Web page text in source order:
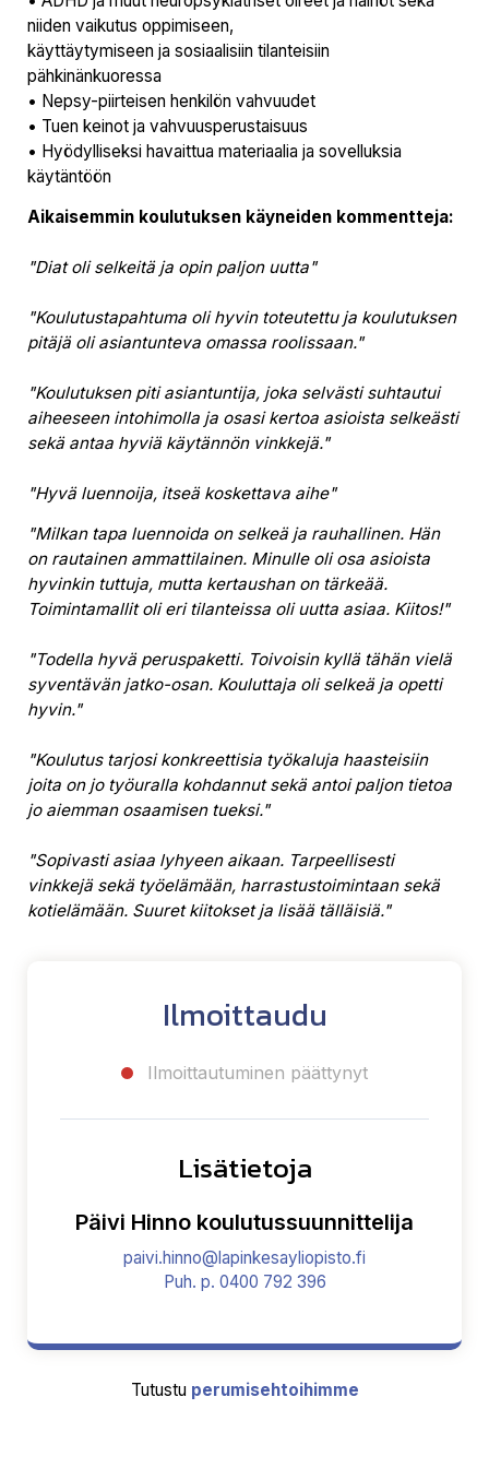
niiden vaikutus oppimiseen,
käyttäytymiseen ja sosiaalisiin tilanteisiin
pähkinänkuoressa
• Nepsy-piirteisen henkilön vahvuudet
• Tuen keinot ja vahvuusperustaisuus
• Hyödylliseksi havaittua materiaalia ja sovelluksia
käytäntöön
Aikaisemmin koulutuksen käyneiden kommentteja:
"Diat oli selkeitä ja opin paljon uutta"
"Koulutustapahtuma oli hyvin toteutettu ja koulutuksen
pitäjä oli asiantunteva omassa roolissaan."
"Koulutuksen piti asiantuntija, joka selvästi suhtautui
aiheeseen intohimolla ja osasi kertoa asioista selkeästi
sekä antaa hyviä käytännön vinkkejä."
"Hyvä luennoija, itseä koskettava aihe"
"Milkan tapa luennoida on selkeä ja rauhallinen. Hän
on rautainen ammattilainen. Minulle oli osa asioista
hyvinkin tuttuja, mutta kertaushan on tärkeää.
Toimintamallit oli eri tilanteissa oli uutta asiaa. Kiitos!"
"Todella hyvä peruspaketti. Toivoisin kyllä tähän vielä
syventävän jatko-osan. Kouluttaja oli selkeä ja opetti
hyvin."
"Koulutus tarjosi konkreettisia työkaluja haasteisiin
joita on jo työuralla kohdannut sekä antoi paljon tietoa
jo aiemman osaamisen tueksi."
"Sopivasti asiaa lyhyeen aikaan. Tarpeellisesti
vinkkejä sekä työelämään, harrastustoimintaan sekä
kotielämään. Suuret kiitokset ja lisää tälläisiä."
Ilmoittaudu
Ilmoittautuminen päättynyt
Lisätietoja
Päivi Hinno koulutussuunnittelija
paivi.hinno@lapinkesayliopisto.fi
Puh. p. 0400 792 396
Tutustu perumisehtoihimme